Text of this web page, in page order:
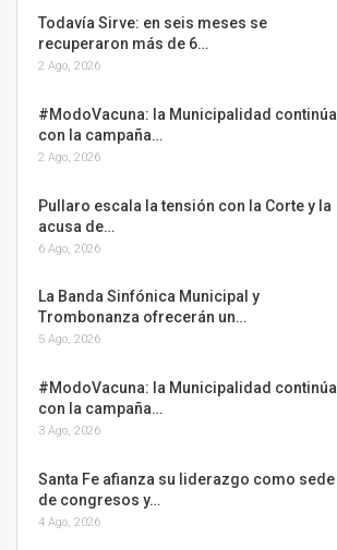
Todavía Sirve: en seis meses se
recuperaron más de 6…
2 Ago, 2026
#ModoVacuna: la Municipalidad continúa
con la campaña…
2 Ago, 2026
Pullaro escala la tensión con la Corte y la
acusa de…
6 Ago, 2026
La Banda Sinfónica Municipal y
Trombonanza ofrecerán un…
5 Ago, 2026
#ModoVacuna: la Municipalidad continúa
con la campaña…
3 Ago, 2026
Santa Fe afianza su liderazgo como sede
de congresos y…
4 Ago, 2026